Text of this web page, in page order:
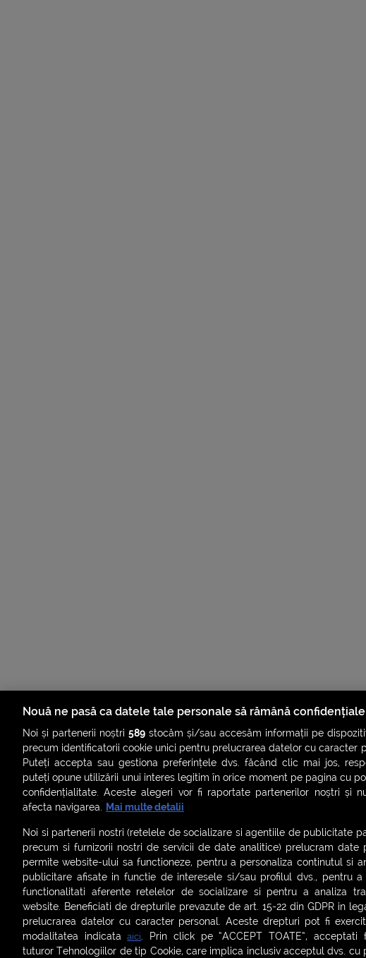
ȘTIRI SMART SHORTS LIVE FEVER BRUNCH
ASCULTĂ ACUM RADIOURILE SMART
| Politica de confidențialitate Politica de cookies
Nouă ne pasă ca datele tale personale să rămână confidențiale
Noi și partenerii noștri589 stocăm și/sau accesăm informații pe
precum identificatorii cookie unici pentru prelucrarea datelor cu caracter
Puteți accepta sau gestiona preferințele dvs. făcând clic mai jos,
puteți opune utilizării unui interes legitim în orice moment pe pagina cu
confidențialitate. Aceste alegeri vor fi raportate partenerilor noștri și
afecta navigarea. Mai multe detalii
Noi si partenerii nostri (retelele de socializare si agentiile de publicitate
precum si furnizorii nostri de servicii de date analitice) prelucram date
permite website-ului sa functioneze, pentru a personaliza continutul si
publicitare afisate in functie de interesele si/sau profilul dvs., pentru a
functionalitati aferente retelelor de socializare si pentru a analiza
website. Beneficiati de drepturile prevazute de art. 15-22 din GDPR in
prelucrarea datelor cu caracter personal. Aceste drepturi pot fi
modalitatea indicataaici. Prin click pe “ACCEPT TOATE”, acceptati
tuturor Tehnologiilor de tip Cookie, care implica inclusiv acceptul dvs. cu